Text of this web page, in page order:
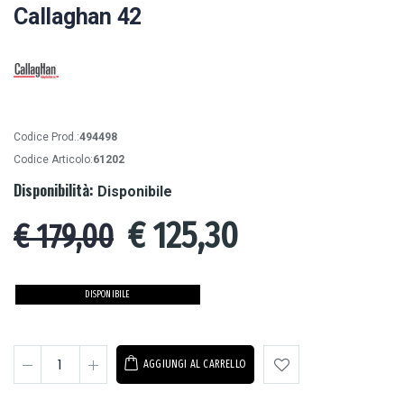
Callaghan 42
Codice Prod.:494498
Codice Articolo:61202
Disponibilità: Disponibile
€ 179,00 €125,30
DISPONIBILE
AGGIUNGI AL CARRELLO